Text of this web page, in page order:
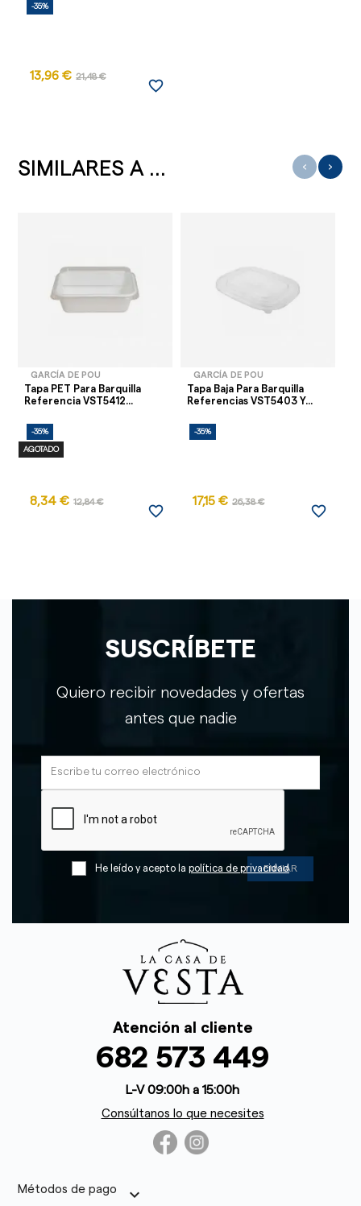
-35%
13,96 € 21,48 €
favorite_border
SIMILARES A ...
GARCÍA DE POU
Tapa PET Para Barquilla
Referencia VST5412...
-35%
AGOTADO
8,34 € 12,84 €
favorite_border
GARCÍA DE POU
Tapa Baja Para Barquilla
Referencias VST5403 Y...
-35%
17,15 € 26,38 €
favorite_border
‹ ›
SUSCRÍBETE
Quiero recibir novedades y ofertas
antes que nadie
He leído y acepto la política de privacidad
Atención al cliente
682 573 449
L-V 09:00h a 15:00h
Consúltanos lo que necesites
Métodos de pago keyboard_arrow_down